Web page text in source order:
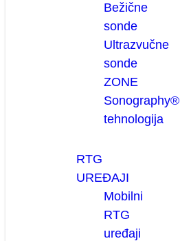
Bežične
sonde
Ultrazvučne
sonde
ZONE
Sonography®
tehnologija
RTG
UREĐAJI
Mobilni
RTG
uređaji